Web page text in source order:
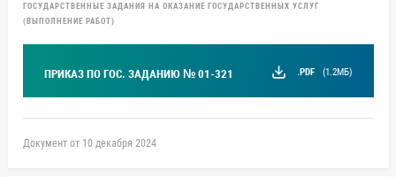
ГОСУДАРСТВЕННЫЕ ЗАДАНИЯ НА ОКАЗАНИЕ ГОСУДАРСТВЕННЫХ УСЛУГ
(ВЫПОЛНЕНИЕ РАБОТ)
ПРИКАЗ ПО ГОС. ЗАДАНИЮ № 01-321 .PDF (1.2МБ)
Документ от 10 декабря 2024